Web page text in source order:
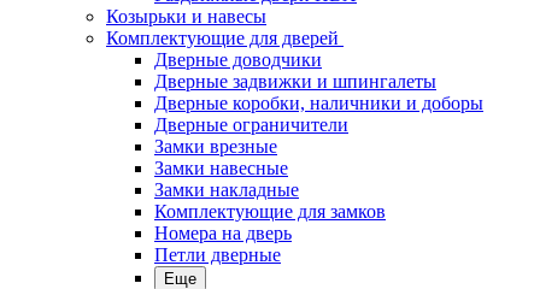
Козырьки и навесы
Комплектующие для дверей
Дверные доводчики
Дверные задвижки и шпингалеты
Дверные коробки, наличники и доборы
Дверные ограничители
Замки врезные
Замки навесные
Замки накладные
Комплектующие для замков
Номера на дверь
Петли дверные
Еще